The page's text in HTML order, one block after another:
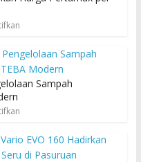
Sampah